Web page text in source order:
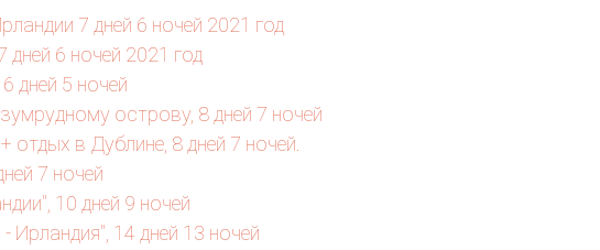
7 дней 6 ночей 2021 год
дней 6 ночей 2021 год
дней 5 ночей
острову, 8 дней 7 ночей
отдых в Дублине, 8 дней 7 ночей.
7 ночей
10 дней 9 ночей
Ирландия", 14 дней 13 ночей